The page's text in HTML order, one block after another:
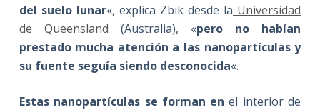
del suelo lunar«, explica Zbik desde la Universidad
de Queensland (Australia), «pero no habían
prestado mucha atención a las nanopartículas y
su fuente seguía siendo desconocida«.
Estas nanopartículas se forman en el interior de